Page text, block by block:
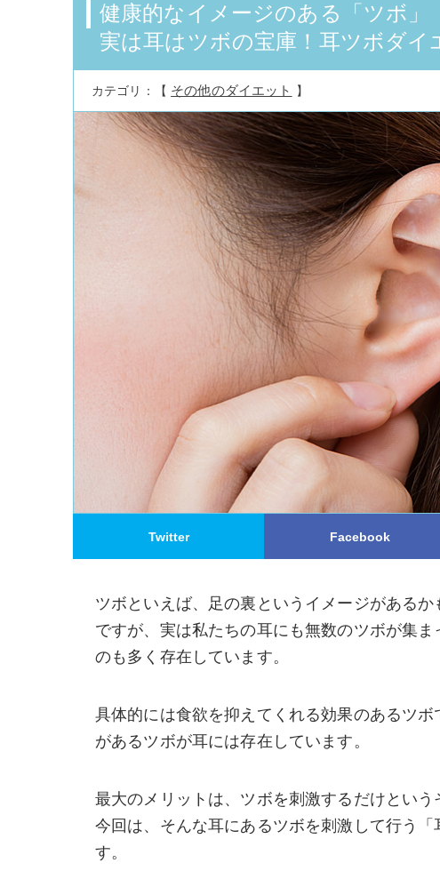
健康的なイメージのある「ツボ」
実は耳はツボの宝庫！耳ツボダ
その他のダイエット
Twitter Facebook
ツボといえば、足の裏というイメージがあるか
ですが、実は私たちの耳にも無数のツボが集
のも多く存在しています。
具体的には食欲を抑えてくれる効果のあるツ
があるツボが耳には存在しています。
最大のメリットは、ツボを刺激するだけという
今回は、そんな耳にあるツボを刺激して行う
す。